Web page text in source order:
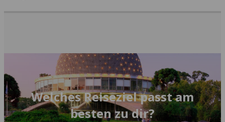
Welches Reiseziel passt am
besten zu dir?